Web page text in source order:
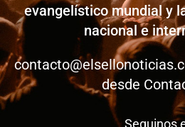
evangelístico mundial y
nacional e
desde
Seguinos